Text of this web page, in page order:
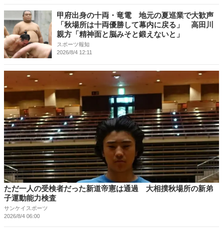
甲府出身の十両・竜電 地元の夏巡業で大歓声
「秋場所は十両優勝して幕内に戻る」 高田川
親方「精神面と脳みそと鍛えないと」
スポーツ報知
2026/8/4 12:11
ただ一人の受検者だった新道帝憲は通過 大相撲秋場所の新弟
子運動能力検査
サンケイスポーツ
2026/8/4 06:00